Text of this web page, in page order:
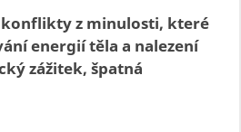
konflikty z minulosti, které
energií těla a nalezení
zážitek, špatná